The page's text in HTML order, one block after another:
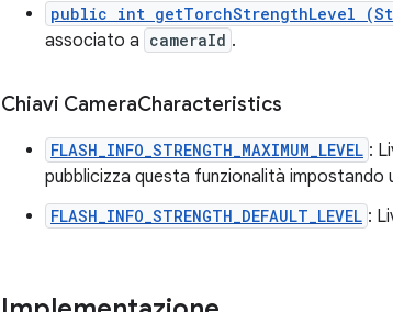
public int getTorchStrengthLevel
associato a cameraId .
Chiavi CameraCharacteristics
FLASH_INFO_STRENGTH_MAXIMUM_LEVEL :
pubblicizza questa funzionalità impostando
FLASH_INFO_STRENGTH_DEFAULT_LEVEL :